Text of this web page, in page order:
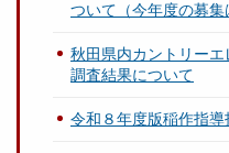
ついて（今年度の募集
秋田県内カントリー
調査結果について
令和８年度版稲作指導